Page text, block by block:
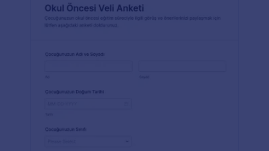
metodunuzu geliştirmek için daha çok bilgi toplamak
istiyorsanız, Jotform Mobil Formlar uygulamasını
toplayın!